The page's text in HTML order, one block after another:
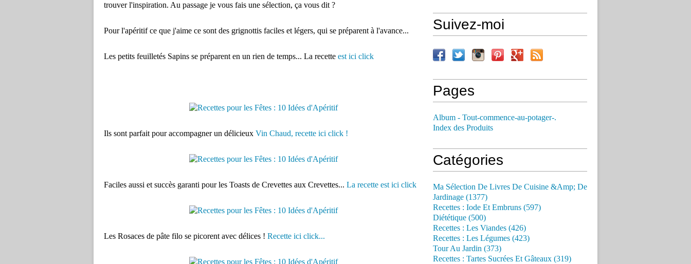
trouver l'inspiration. Au passage je vous fais une sélection, ça vous dit ?
Pour l'apéritif ce que j'aime ce sont des grignottis faciles et légers, qui se préparent à l'avance...
Les petits feuilletés Sapins se préparent en un rien de temps... La recette est ici click
Ils sont parfait pour accompagner un délicieux Vin Chaud, recette ici click !
Faciles aussi et succès garanti pour les Toasts de Crevettes aux Crevettes... La recette est ici click
Les Rosaces de pâte filo se picorent avec délices ! Recette ici click...
Suivez-moi
Pages
Album - Tout-commence-au-potager-.
Index des Produits
Catégories
Ma Sélection De Livres De Cuisine &Amp; De
Jardinage (1377)
Recettes : Iode Et Embruns (597)
Diététique (500)
Recettes : Les Viandes (426)
Recettes : Les Légumes (423)
Tour Au Jardin (373)
Recettes : Tartes Sucrées Et Gâteaux (319)